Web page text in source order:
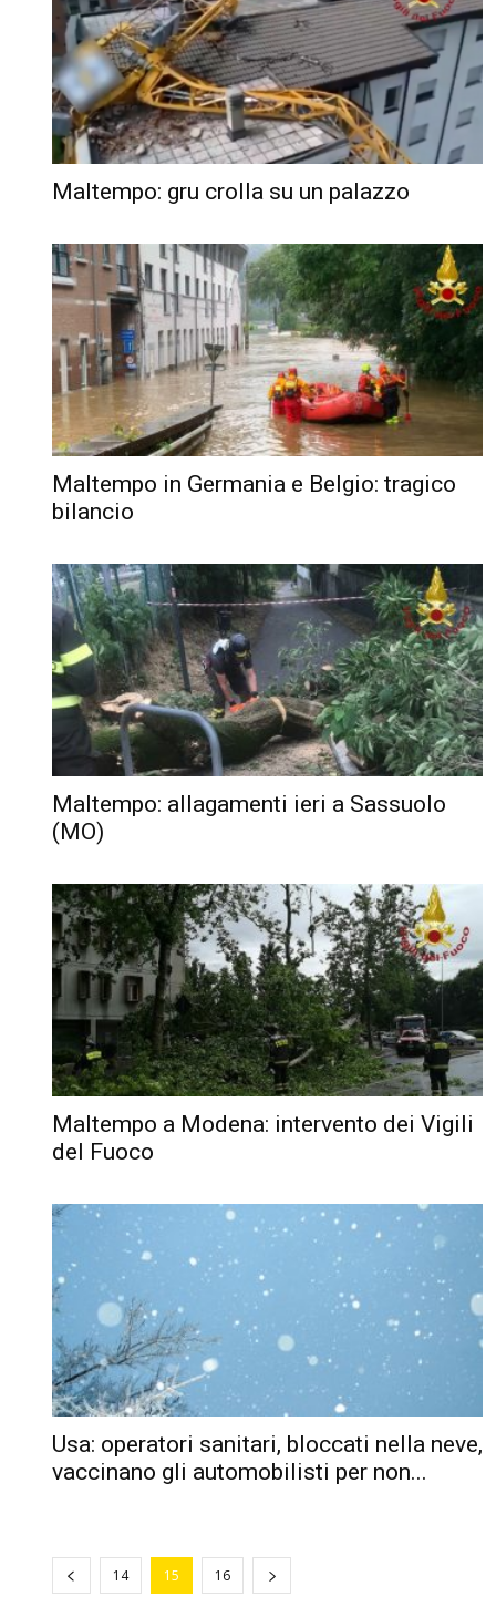
Maltempo: gru crolla su un palazzo
Maltempo in Germania e Belgio: tragico
bilancio
Maltempo: allagamenti ieri a Sassuolo
(MO)
Maltempo a Modena: intervento dei Vigili
del Fuoco
Usa: operatori sanitari, bloccati nella neve,
vaccinano gli automobilisti per non...
14 15 16